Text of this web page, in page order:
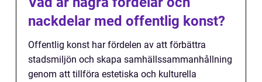
nackdelar med offentlig konst?
Offentlig konst har fördelen av att förbättra
stadsmiljön och skapa samhällssammanhållning
genom att tillföra estetiska och kulturella